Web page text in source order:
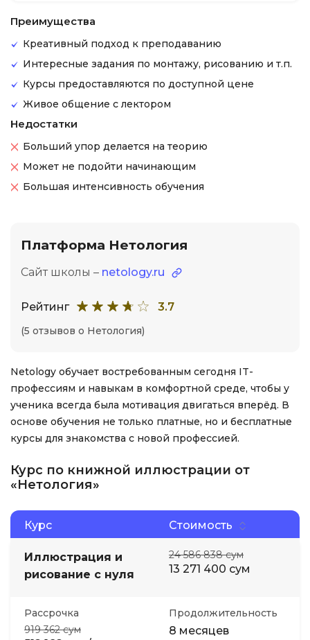
Преимущества
Креативный подход к преподаванию
Интересные задания по монтажу, рисованию и т.п.
Курсы предоставляются по доступной цене
Живое общение с лектором
Недостатки
Больший упор делается на теорию
Может не подойти начинающим
Большая интенсивность обучения
Платформа Нетология
Сайт школы – netology.ru
Рейтинг 3.7
(5 отзывов о Нетология)
Netology обучает востребованным сегодня IT-
профессиям и навыкам в комфортной среде, чтобы у
ученика всегда была мотивация двигаться вперёд. В
основе обучения не только платные, но и бесплатные
курсы для знакомства с новой профессией.
Курс по книжной иллюстрации от
«Нетология»
Курс Стоимость
Иллюстрация и
рисование с нуля
24 586 838 сум
13 271 400 сум
Рассрочка
919 362 сум
Продолжительность
8 месяцев